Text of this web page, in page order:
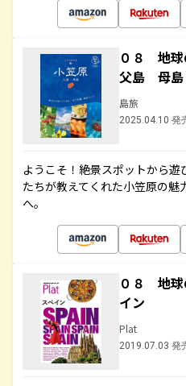
０８ 地
父島 母
島旅
2025.04.10 発
ようこそ！絶景スポットから
たちが教えてくれた小笠原の魅
へ。
０８ 地
イン
Plat
2019.07.03 発